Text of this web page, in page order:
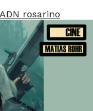
rosarino